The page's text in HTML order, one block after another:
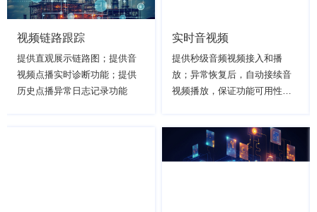
视频链路跟踪
提供直观展示链路图；提供音
视频点播实时诊断功能；提供
历史点播异常日志记录功能
实时音视频
提供秒级音频视频接入和播
放；异常恢复后，自动接续音
视频播放，保证功能可用性；
播、拾音收听功能